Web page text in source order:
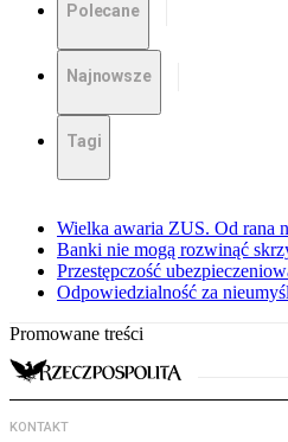
Polecane
Najnowsze
Tagi
Wielka awaria ZUS. Od rana
Banki nie mogą rozwinąć
Przestępczość
Odpowiedzialność za
Promowane treści
KONTAKT